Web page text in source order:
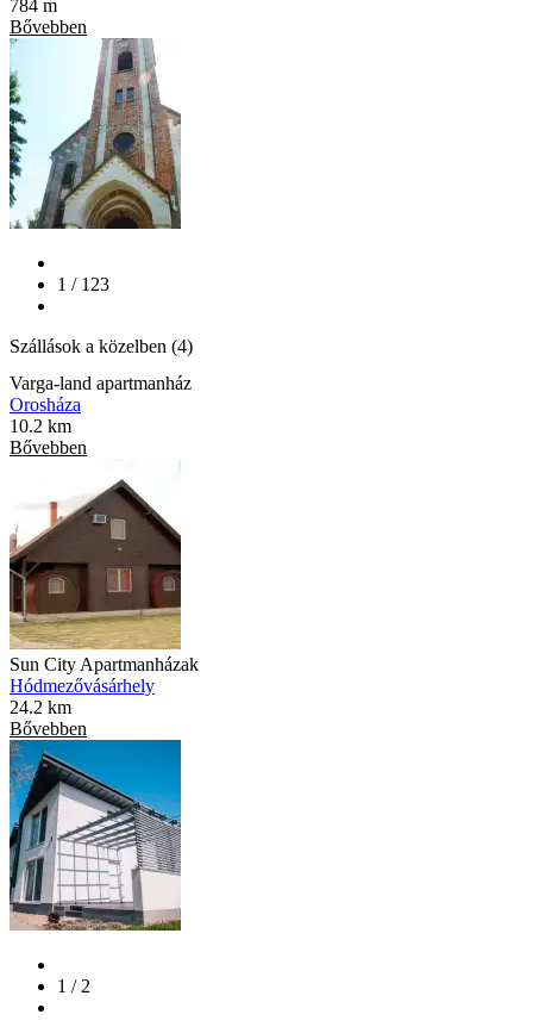
784 m
Bővebben
1 / 123
Szállások a közelben (4)
Varga-land apartmanház
Orosháza
10.2 km
Bővebben
Sun City Apartmanházak
Hódmezővásárhely
24.2 km
Bővebben
1 / 2